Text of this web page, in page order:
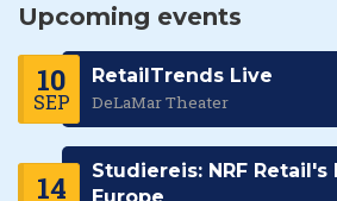
Upcoming events
10
SEP
RetailTrends Live
DeLaMar Theater
14
Studiereis: NRF Retail's